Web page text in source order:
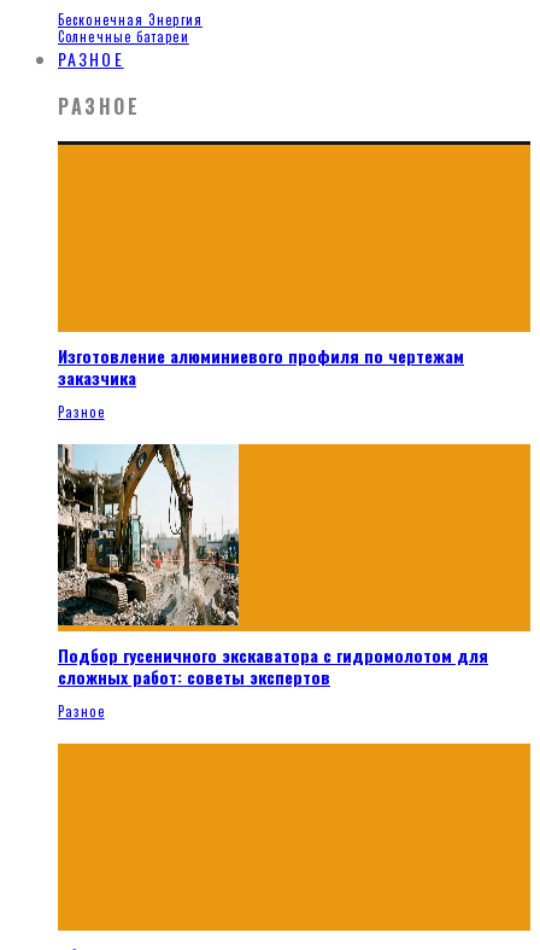
Бесконечная Энергия
Солнечные батареи
РАЗНОЕ
РАЗНОЕ
Изготовление алюминиевого профиля по чертежам
заказчика
Разное
Подбор гусеничного экскаватора с гидромолотом для
сложных работ: советы экспертов
Разное